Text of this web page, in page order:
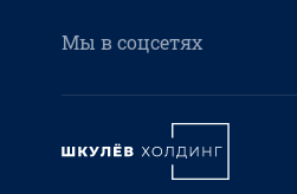
Мы в соцсетях